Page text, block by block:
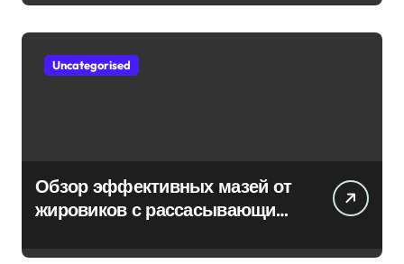
Uncategorised
Обзор эффективных мазей от
жировиков с рассасывающим